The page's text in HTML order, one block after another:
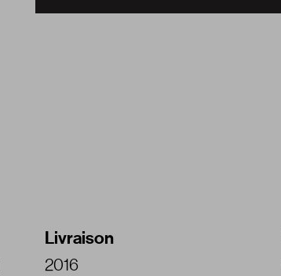
Livraison
2016